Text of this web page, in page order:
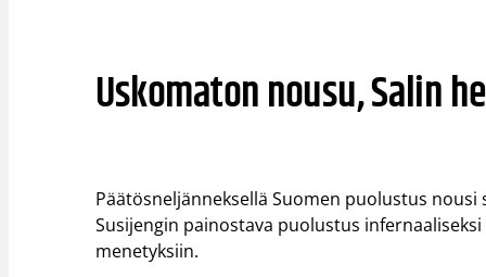
Uskomaton nousu, Salin
Päätösneljänneksellä Suomen puolustus
Susijengin painostava puolustus
menetyksiin.